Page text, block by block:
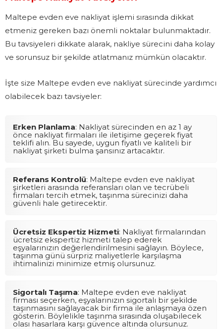
Maltepe evden eve nakliyat işlemi sırasında dikkat
etmeniz gereken bazı önemli noktalar bulunmaktadır.
Bu tavsiyeleri dikkate alarak, nakliye sürecini daha kolay
ve sorunsuz bir şekilde atlatmanız mümkün olacaktır.
İşte size Maltepe evden eve nakliyat sürecinde yardımcı
olabilecek bazı tavsiyeler:
Erken Planlama: Nakliyat sürecinden en az 1 ay
önce nakliyat firmaları ile iletişime geçerek fiyat
teklifi alın. Bu sayede, uygun fiyatlı ve kaliteli bir
nakliyat şirketi bulma şansınız artacaktır.
Referans Kontrolü: Maltepe evden eve nakliyat
şirketleri arasında referansları olan ve tecrübeli
firmaları tercih etmek, taşınma sürecinizi daha
güvenli hale getirecektir.
Ücretsiz Ekspertiz Hizmeti: Nakliyat firmalarından
ücretsiz ekspertiz hizmeti talep ederek
eşyalarınızın değerlendirilmesini sağlayın. Böylece,
taşınma günü sürpriz maliyetlerle karşılaşma
ihtimalinizi minimize etmiş olursunuz.
Sigortalı Taşıma: Maltepe evden eve nakliyat
firması seçerken, eşyalarınızın sigortalı bir şekilde
taşınmasını sağlayacak bir firma ile anlaşmaya özen
gösterin. Böylelikle taşınma sırasında oluşabilecek
olası hasarlara karşı güvence altında olursunuz.